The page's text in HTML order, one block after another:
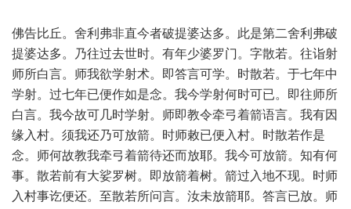
佛告比丘。舍利弗非直今者破提婆达多。此是第二舍利弗破
提婆达多。乃往过去世时。有年少婆罗门。字散若。往诣射
师所白言。师我欲学射术。即答言可学。时散若。于七年中
学射。过七年已便作如是念。我今学射何时可已。即往师所
白言。我今故可几时学射。师即教令牵弓着箭语言。我有因
缘入村。须我还乃可放箭。时师敕已便入村。时散若作是
念。师何故教我牵弓着箭待还而放耶。我今可放箭。知有何
事。散若前有大娑罗树。即放箭着树。箭过入地不现。时师
入村事讫便还。至散若所问言。汝未放箭耶。答言已放。师